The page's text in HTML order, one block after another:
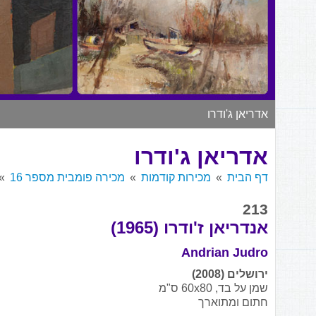
אדריאן ג'ודרו
אדריאן ג'ודרו
דף הבית מכירות קודמות מכירה פומבית מספר 16
213
אנדריאן ז'ודרו (1965)
Andrian Judro
ירושלים (2008)
שמן על בד, 60x80 ס"מ
חתום ומתוארך